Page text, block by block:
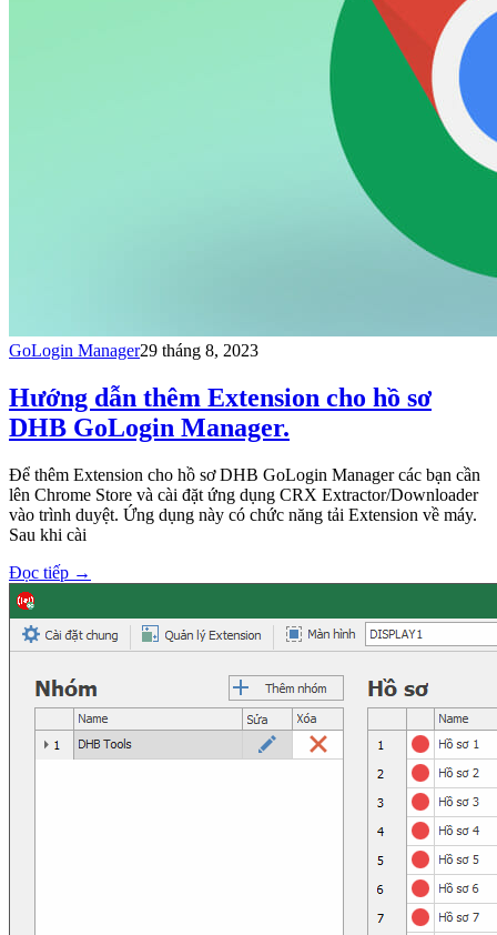
GoLogin Manager29 tháng 8, 2023
Hướng dẫn thêm Extension cho hồ sơ
DHB GoLogin Manager.
Để thêm Extension cho hồ sơ DHB GoLogin Manager các bạn cần
lên Chrome Store và cài đặt ứng dụng CRX Extractor/Downloader
vào trình duyệt. Ứng dụng này có chức năng tải Extension về máy.
Sau khi cài
Đọc tiếp →